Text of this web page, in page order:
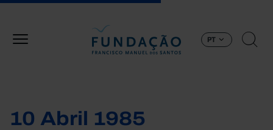
PT
10 Abril 1985